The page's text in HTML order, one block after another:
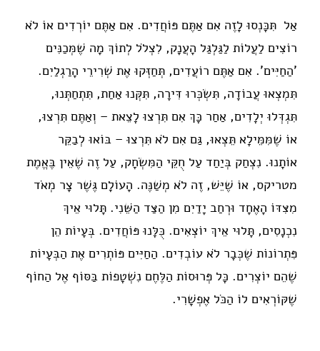
אַל תִּכָּנְסוּ לָזֶה אִם אַתֶּם פּוֹחֲדִים. אִם אַתֶּם יוֹרְדִים אוֹ לֹא
רוֹצִים לַעֲלוֹת לַגַּלְגַּל הָעֲנָק, לִצְלֹל לְתוֹךְ מָה שֶׁמְּכַנִּים
'הַחַיִּים'. אִם אַתֶּם רוֹעֲדִים, תְּחַזְּקוּ אֶת שְׁרִירֵי הָרַגְלַיִם.
תִּמְצְאוּ עֲבוֹדָה, תִּשְׂכְּרוּ דִּירָה, תִּקְּנוּ אַחַת, תִּתְחַתְּנוּ,
תִּגְדְּלוּ יְלָדִים, אַחַר כָּךְ אִם תִּרְצוּ לָצֵאת – וְאַתֶּם תִּרְצוּ,
אוֹ שֶׁמִּמֵּילָא תֵּצְאוּ, גַּם אִם לֹא תִּרְצוּ – בּוֹאוּ לְבַקֵּר
אוֹתָנוּ. נִצְחַק בְּיַחַד עַל חֻקֵּי הַמִּשְׂחָק, עַל זֶה שֶׁאֵין בֶּאֱמֶת
מטריקס, אוֹ שֶׁיֵּשׁ, זֶה לֹא מְשַׁנֶּה. הָעוֹלָם גֶּשֶׁר צָר מְאֹד
מִצִּדּוֹ הָאֶחָד וּרְחַב יָדַיִם מִן הַצַּד הַשֵּׁנִי. תָּלוּי אֵיךְ
נִכְנָסִים, תָּלוּי אֵיךְ יוֹצְאִים. כֻּלָּנוּ פּוֹחֲדִים. בְּעָיוֹת הֵן
פִּתְרוֹנוֹת שֶׁכְּבָר לֹא עוֹבְדִים. הַחַיִּים פּוֹתְרִים אֶת הַבְּעָיוֹת
שֶׁהֵם יוֹצְרִים. כָּל פְּרוּסוֹת הַלֶּחֶם נִשְׁטָפוֹת בַּסּוֹף אֶל הַחוֹף
שֶׁקּוֹרְאִים לוֹ הַכֹּל אֶפְשָׁרִי.